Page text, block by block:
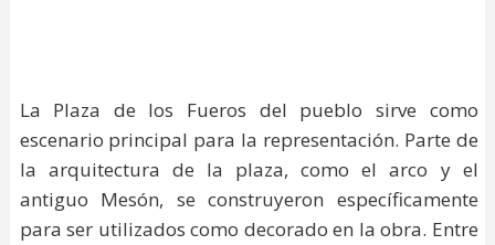
La Plaza de los Fueros del pueblo sirve como
escenario principal para la representación. Parte de
la arquitectura de la plaza, como el arco y el
antiguo Mesón, se construyeron específicamente
para ser utilizados como decorado en la obra. Entre